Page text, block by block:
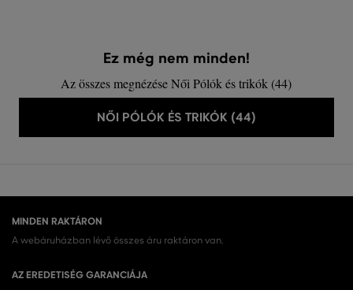
Ez még nem minden!
Az összes megnézése Női Pólók és trikók (44)
NŐI PÓLÓK ÉS TRIKÓK (44)
MINDEN RAKTÁRON
A webáruházban lévő összes áru raktáron van.
AZ EREDETISÉG GARANCIÁJA